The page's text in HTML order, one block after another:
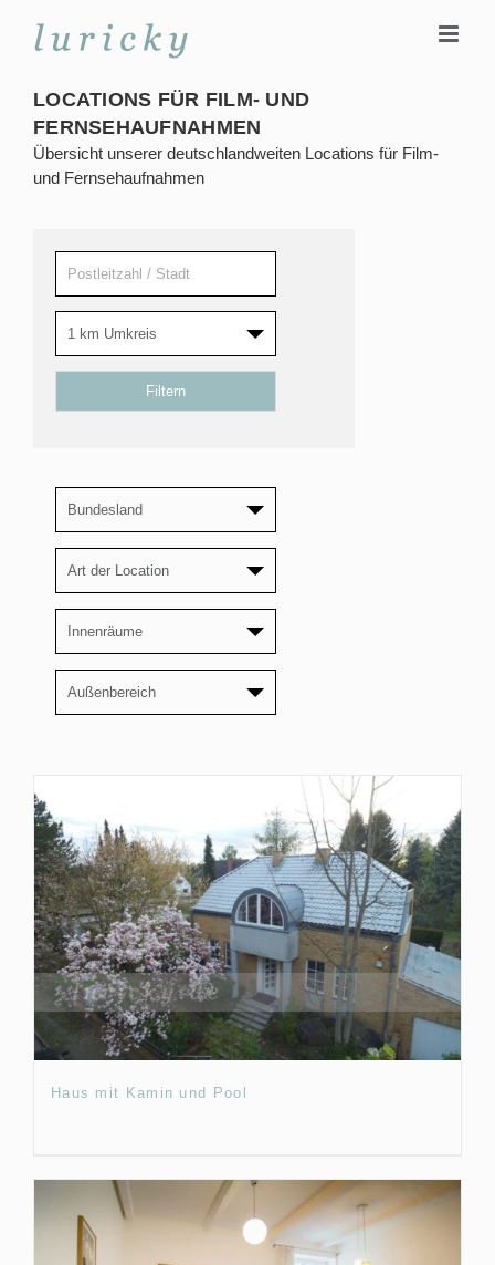
springen
LOCATIONS FÜR FILM- UND
FERNSEHAUFNAHMEN
Übersicht unserer deutschlandweiten Locations für Film-
und Fernsehaufnahmen
Haus mit Kamin und Pool
1 km Umkreis
Filtern
Bundesland
Art der Location
Innenräume
Außenbereich